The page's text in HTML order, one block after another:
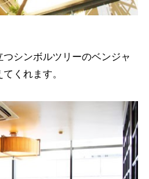
シンボルツリーのベンジャ
くれます。